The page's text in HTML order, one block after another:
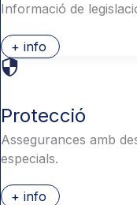
Informació de
+ info
Protecció
Assegurances amb
especials.
+ info